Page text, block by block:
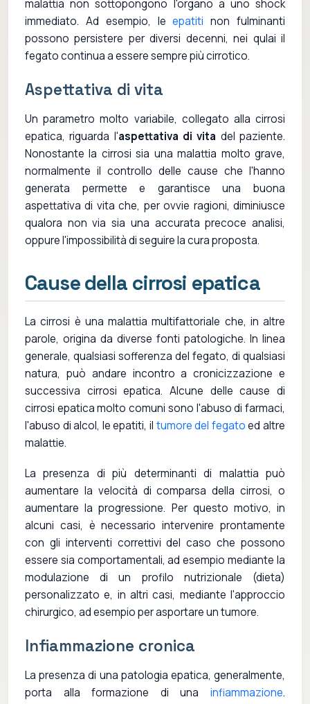
malattia non sottopongono l'organo a uno shock
immediato. Ad esempio, leepatiti non fulminanti
possono persistere per diversi decenni, nei qulai il
fegato continua a essere sempre più cirrotico.
Aspettativa di vita
Un parametro molto variabile, collegato alla cirrosi
epatica, riguarda l'aspettativa di vita del paziente.
Nonostante la cirrosi sia una malattia molto grave,
normalmente il controllo delle cause che l'hanno
generata permette e garantisce una buona
aspettativa di vita che, per ovvie ragioni, diminiusce
qualora non via sia una accurata precoce analisi,
oppure l'impossibilità di seguire la cura proposta.
Cause della cirrosi epatica
La cirrosi è una malattia multifattoriale che, in altre
parole, origina da diverse fonti patologiche. In linea
generale, qualsiasi sofferenza del fegato, di qualsiasi
natura, può andare incontro a cronicizzazione e
successiva cirrosi epatica. Alcune delle cause di
cirrosi epatica molto comuni sono l'abuso di farmaci,
l'abuso di alcol, le epatiti, il tumore del fegatoed altre
malattie.
La presenza di più determinanti di malattia può
aumentare la velocità di comparsa della cirrosi, o
aumentare la progressione. Per questo motivo, in
alcuni casi, è necessario intervenire prontamente
con gli interventi correttivi del caso che possono
essere sia comportamentali, ad esempio mediante la
modulazione di un profilo nutrizionale (dieta)
personalizzato e, in altri casi, mediante l'approccio
chirurgico, ad esempio per asportare un tumore.
Infiammazione cronica
La presenza di una patologia epatica, generalmente,
porta alla formazione di una infiammazione.